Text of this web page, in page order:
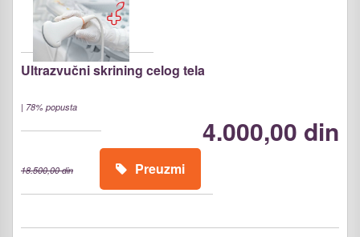
Ultrazvučni skrining celog tela
| 78% popusta
4.000,00 din
18.500,00 din Preuzmi